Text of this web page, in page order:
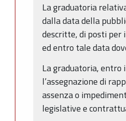
La graduatoria
dalla data della
descritte, di posti per
ed entro tale data
La graduatoria,
l’assegnazione di
assenza o
legislative e